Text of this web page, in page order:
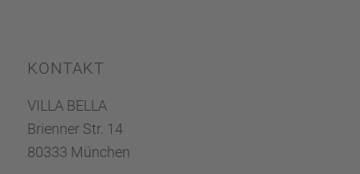
KONTAKT
VILLA BELLA
Brien­ner Str. 14
80333 München